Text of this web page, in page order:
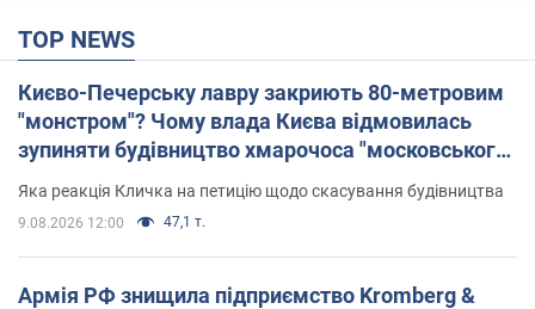
TOP NEWS
Києво-Печерську лавру закриють 80-метровим
"монстром"? Чому влада Києва відмовилась
зупиняти будівництво хмарочоса "московського
вірянина"
Яка реакція Кличка на петицію щодо скасування будівництва
9.08.2026 12:00 47,1 т.
Армія РФ знищила підприємство Kromberg &